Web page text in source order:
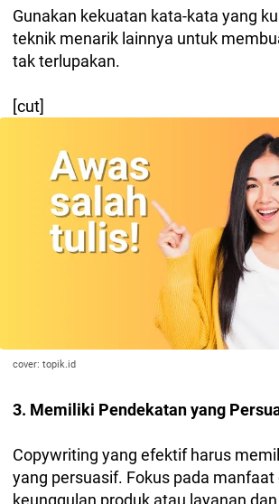
Gunakan kekuatan kata-kata yang
teknik menarik lainnya untuk
tak terlupakan.
[cut]
cover: topik.id
3. Memiliki Pendekatan yang
Copywriting yang efektif harus
yang persuasif. Fokus pada manfaat
keunggulan produk atau layanan